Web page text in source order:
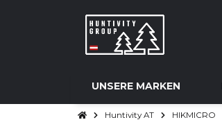
UNSERE MARKEN
Huntivity AT HIKMICRO